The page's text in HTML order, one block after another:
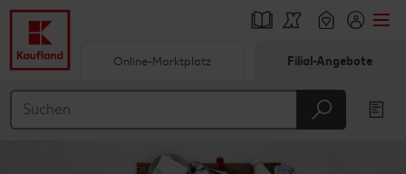
Hauptinhalt
Online-Marktplatz Filial-Angebote